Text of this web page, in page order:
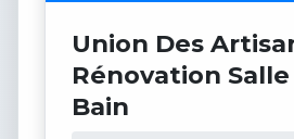
Union Des
Rénovation
Bain